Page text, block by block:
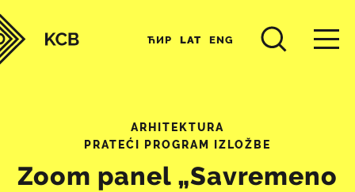
ЋИР LAT ENG
ARHITEKTURA
PRATEĆI PROGRAM IZLOŽBE
Zoom panel „Savremeno